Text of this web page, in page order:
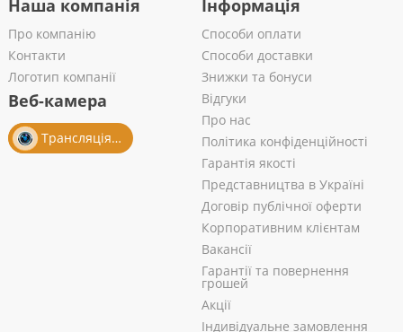
Наша компанія
Про компанію
Контакти
Логотип компанії
Веб-камера
Трансляція із салону
Інформація
Способи оплати
Способи доставки
Знижки та бонуси
Відгуки
Про нас
Політика конфіденційності
Гарантія якості
Представництва в Україні
Договір публічної оферти
Корпоративним клієнтам
Вакансії
Гарантії та повернення
грошей
Акції
Індивідуальне замовлення